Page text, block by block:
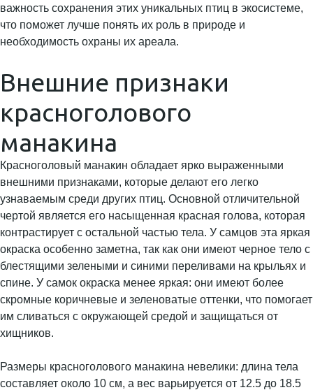
важность сохранения этих уникальных птиц в экосистеме,
что поможет лучше понять их роль в природе и
необходимость охраны их ареала.
Внешние признаки
красноголового
манакина
Красноголовый манакин обладает ярко выраженными
внешними признаками, которые делают его легко
узнаваемым среди других птиц. Основной отличительной
чертой является его насыщенная красная голова, которая
контрастирует с остальной частью тела. У самцов эта яркая
окраска особенно заметна, так как они имеют черное тело с
блестящими зелеными и синими переливами на крыльях и
спине. У самок окраска менее яркая: они имеют более
скромные коричневые и зеленоватые оттенки, что помогает
им сливаться с окружающей средой и защищаться от
хищников.
Размеры красноголового манакина невелики: длина тела
составляет около 10 см, а вес варьируется от 12.5 до 18.5